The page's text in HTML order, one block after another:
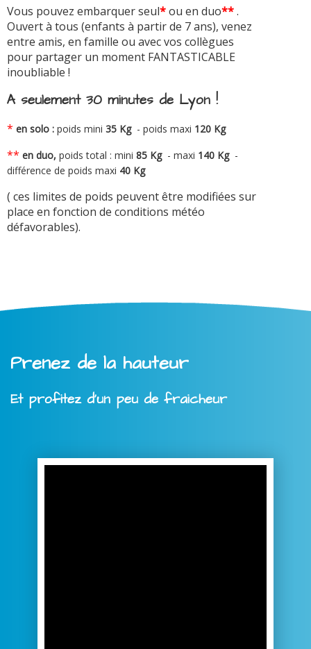
Vous pouvez embarquer seul*ou en duo**.
Ouvert à tous (enfants à partir de 7 ans), venez
entre amis, en famille ou avec vos collègues
pour partager un moment FANTASTICABLE
inoubliable !
A seulement 30 minutes de Lyon !
* en solo : poids mini 35 Kg - poids maxi 120 Kg
** en duo, poids total : mini 85 Kg - maxi 140 Kg -
différence de poids maxi 40 Kg
( ces limites de poids peuvent être modifiées sur
place en fonction de conditions météo
défavorables).
Prenez de la hauteur
Et profitez d'un peu de fraicheur